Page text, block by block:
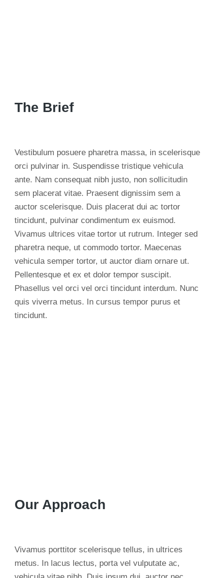
The Brief
Vestibulum posuere pharetra massa, in scelerisque
orci pulvinar in. Suspendisse tristique vehicula
ante. Nam consequat nibh justo, non sollicitudin
sem placerat vitae. Praesent dignissim sem a
auctor scelerisque. Duis placerat dui ac tortor
tincidunt, pulvinar condimentum ex euismod.
Vivamus ultrices vitae tortor ut rutrum. Integer sed
pharetra neque, ut commodo tortor. Maecenas
vehicula semper tortor, ut auctor diam ornare ut.
Pellentesque et ex et dolor tempor suscipit.
Phasellus vel orci vel orci tincidunt interdum. Nunc
quis viverra metus. In cursus tempor purus et
tincidunt.
Our Approach
Vivamus porttitor scelerisque tellus, in ultrices
metus. In lacus lectus, porta vel vulputate ac,